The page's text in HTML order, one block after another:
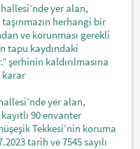
yer alan,
herhangi bir
ve korunması gerekli
tapu kaydındaki
şerhinin kaldırılmasına
karar
yer alan,
90 envanter
Tekkesi’nin koruma
tarih ve 7545 sayılı